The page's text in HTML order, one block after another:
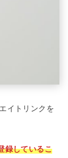
イトリンクを
録しているこ